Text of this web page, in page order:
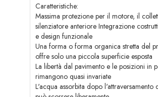
Caratteristiche:
Massima protezione per il motore, il
silenziatore anteriore Integrazione
e design funzionale
Una forma o forma organica stretta del
offre solo una piccola superficie esposta
La libertà dal pavimento e le posizioni in
rimangono quasi invariate
L'acqua assorbita dopo l'attraversamento